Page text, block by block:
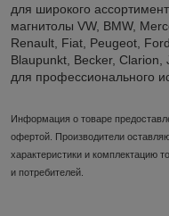
для широкого
магнитолы VW, BMW,
Renault, Fiat, Peugeot,
Blaupunkt, Becker, Clarion,
для профессионального
Информация о товаре
офертой. Производители
характеристики и комплектацию
и потребителей.